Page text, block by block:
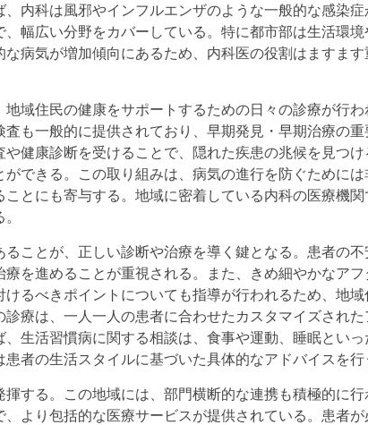
内科は風邪やインフルエンザのような一般的な感染症
幅広い分野をカバーしている。特に都市部は生活環境
病気が増加傾向にあるため、内科医の役割はますま
域住民の健康をサポートするための日々の診療が行わ
も一般的に提供されており、早期発見・早期治療の
健康診断を受けることで、隠れた疾患の兆候を見つけ
できる。この取り組みは、病気の進行を防ぐためには
とにも寄与する。地域に密着している内科の医療機関
ことが、正しい診断や治療を導く鍵となる。患者の不
を進めることが重視される。また、きめ細やかなアフ
るべきポイントについても指導が行われるため、地
療は、一人一人の患者に合わせたカスタマイズされた
生活習慣病に関する相談は、食事や運動、睡眠とい
者の生活スタイルに基づいた具体的なアドバイスを行
する。この地域には、部門横断的な連携も積極的に行
より包括的な医療サービスが提供されている。患者が